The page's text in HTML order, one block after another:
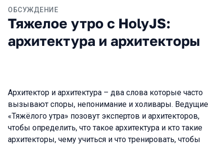
ОБСУЖДЕНИЕ
Тяжелое утро с HolyJS:
архитектура и архитекторы
Архитектор и архитектура – два слова которые часто
вызывают споры, непонимание и холивары. Ведущие
«Тяжёлого утра» позовут экспертов и архитекторов,
чтобы определить, что такое архитектура и кто такие
архитекторы, чему учиться и что тренировать, чтобы